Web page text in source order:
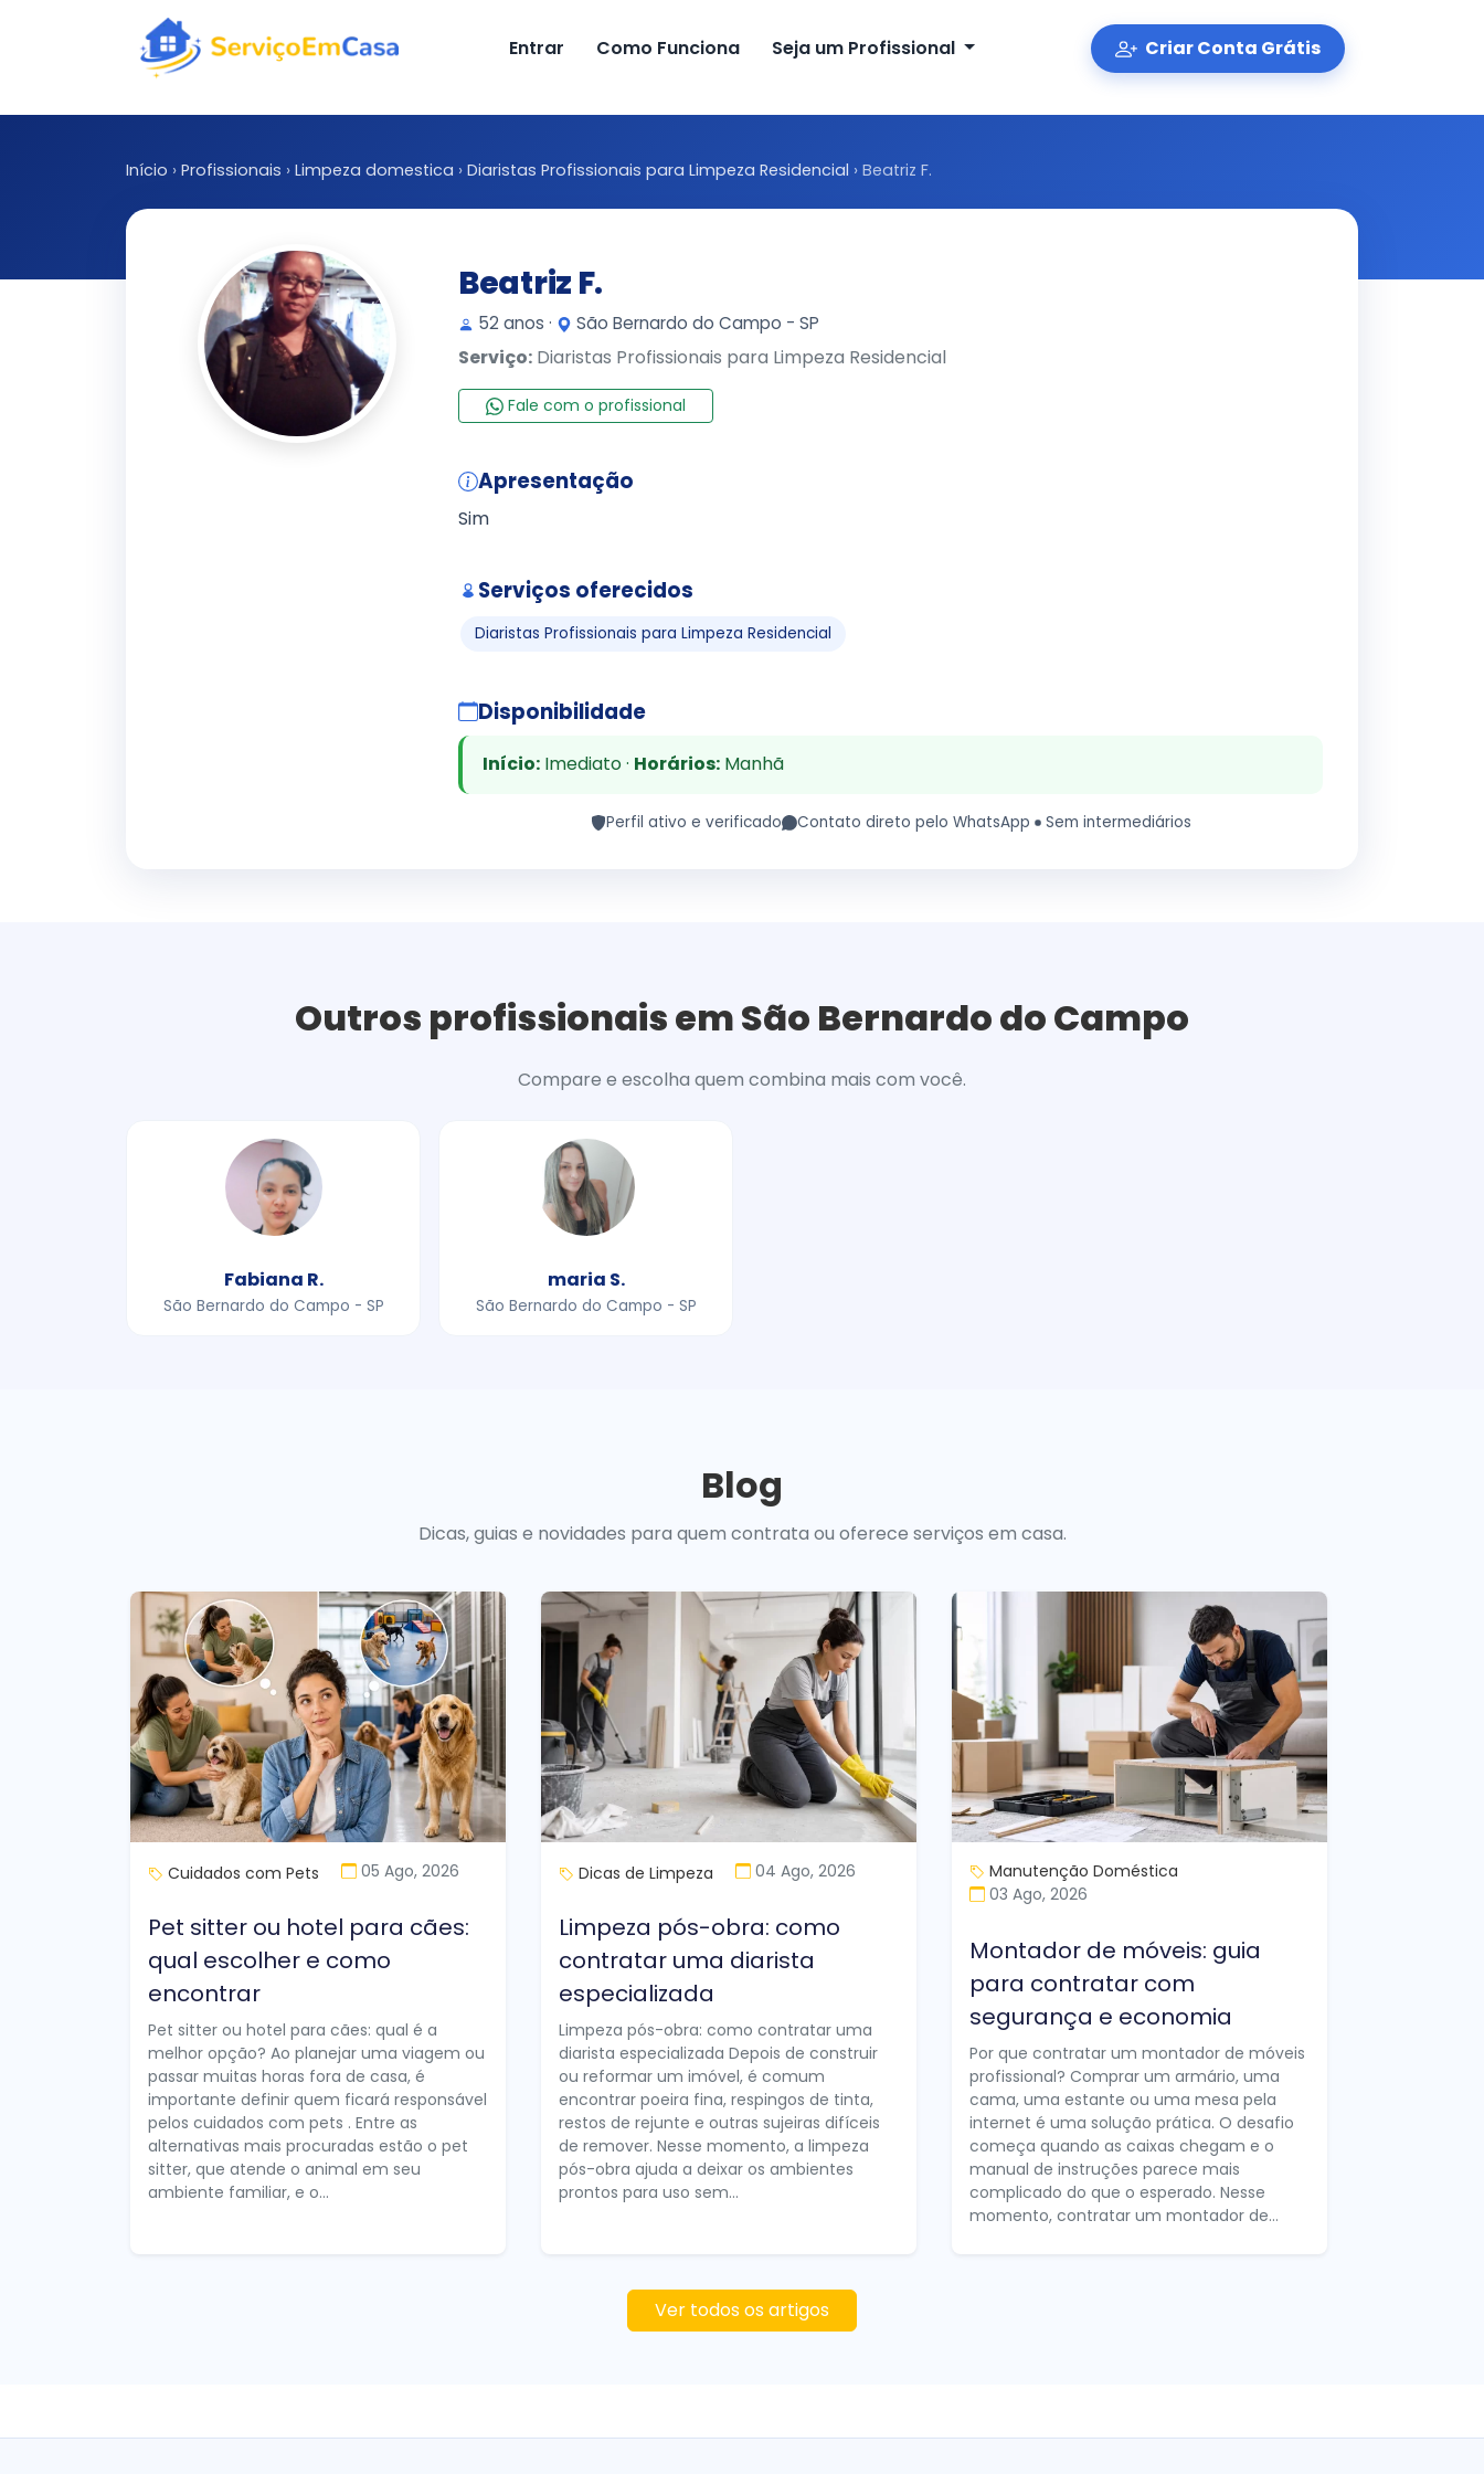
Entrar Como Funciona Seja um Profissional Criar Conta Grátis
Início › Profissionais › Limpeza domestica › Diaristas Profissionais para Limpeza Residencial › Beatriz F.
Beatriz F.
52 anos · São Bernardo do Campo - SP
Serviço: Diaristas Profissionais para Limpeza Residencial
Fale com o profissional
Apresentação
Sim
Serviços oferecidos
Diaristas Profissionais para Limpeza Residencial
Disponibilidade
Início:Imediato · Horários:Manhã
Perfil ativo e verificado Contato direto pelo WhatsApp Sem intermediários
Outros profissionais em São Bernardo do Campo
Compare e escolha quem combina mais com você.
Fabiana R.
São Bernardo do Campo - SP
maria S.
São Bernardo do Campo - SP
Blog
Dicas, guias e novidades para quem contrata ou oferece serviços em casa.
Cuidados com Pets 05 Ago, 2026
Pet sitter ou hotel para cães:
qual escolher e como
encontrar
Pet sitter ou hotel para cães: qual é a
melhor opção? Ao planejar uma viagem ou
passar muitas horas fora de casa, é
importante definir quem ficará responsável
pelos cuidados com pets . Entre as
alternativas mais procuradas estão o pet
sitter, que atende o animal em seu
ambiente familiar, e o...
Dicas de Limpeza 04 Ago, 2026
Limpeza pós-obra: como
contratar uma diarista
especializada
Limpeza pós-obra: como contratar uma
diarista especializada Depois de construir
ou reformar um imóvel, é comum
encontrar poeira fina, respingos de tinta,
restos de rejunte e outras sujeiras difíceis
de remover. Nesse momento, a limpeza
pós-obra ajuda a deixar os ambientes
prontos para uso sem...
Manutenção Doméstica
03 Ago, 2026
Montador de móveis: guia
para contratar com
segurança e economia
Por que contratar um montador de móveis
profissional? Comprar um armário, uma
cama, uma estante ou uma mesa pela
internet é uma solução prática. O desafio
começa quando as caixas chegam e o
manual de instruções parece mais
complicado do que o esperado. Nesse
momento, contratar um montador de...
Ver todos os artigos